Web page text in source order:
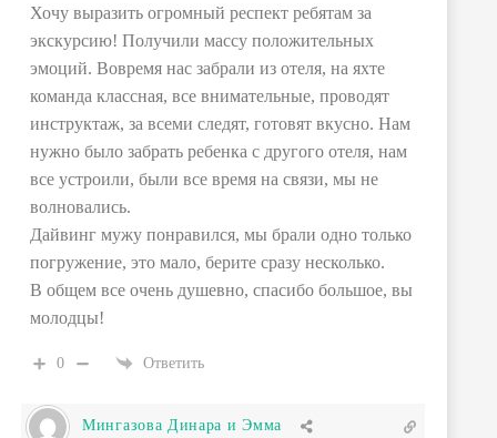
Хочу выразить огромный респект ребятам за
экскурсию! Получили массу положительных
эмоций. Вовремя нас забрали из отеля, на яхте
команда классная, все внимательные, проводят
инструктаж, за всеми следят, готовят вкусно. Нам
нужно было забрать ребенка с другого отеля, нам
все устроили, были все время на связи, мы не
волновались.
Дайвинг мужу понравился, мы брали одно только
погружение, это мало, берите сразу несколько.
В общем все очень душевно, спасибо большое, вы
молодцы!
0 Ответить
Мингазова Динара и Эмма